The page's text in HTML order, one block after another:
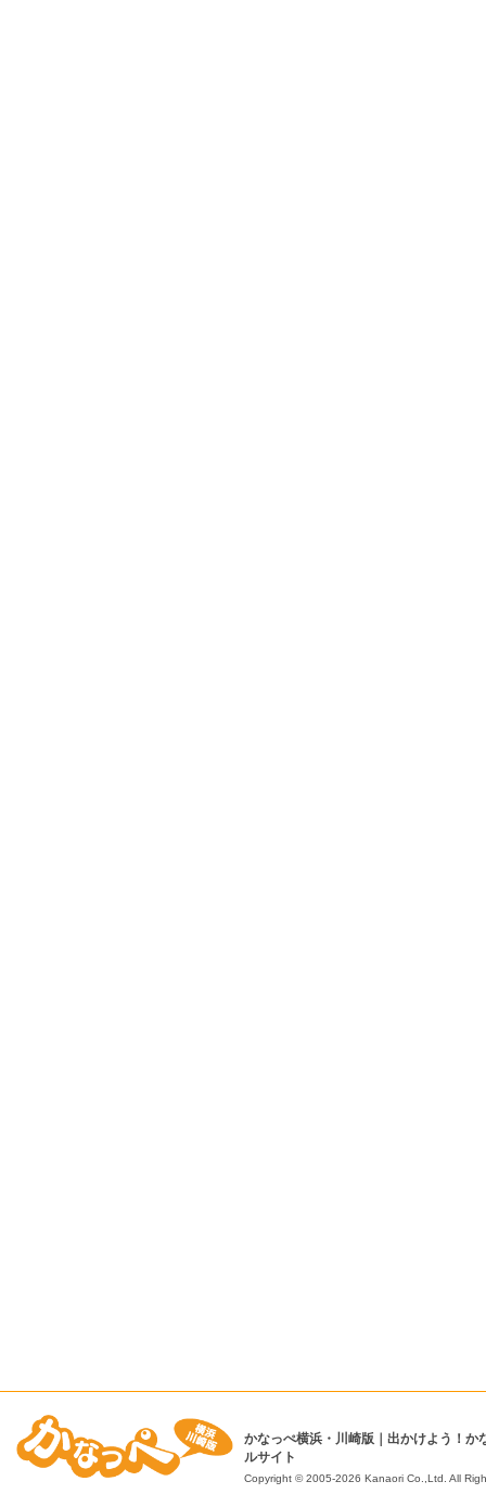
かなっぺ横浜・川崎版｜出かけよう！か
ルサイト
Copyright © 2005-2026 Kanaori Co.,Ltd. All